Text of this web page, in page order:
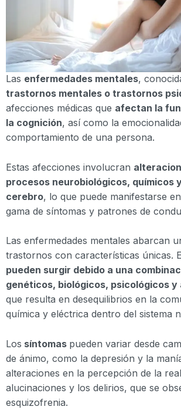
Las enfermedades mentales,
trastornos mentales o trastornos
afecciones médicas que afectan la
la cognición, así como la
comportamiento de una persona.
Estas afecciones involucran
procesos neurobiológicos, químicos
cerebro, lo que puede manifestarse
gama de síntomas y patrones de
Las enfermedades mentales abarcan
trastornos con características únicas.
pueden surgir debido a una
genéticos, biológicos, psicológicos y
que resulta en desequilibrios en la
química y eléctrica dentro del sistema
Los síntomas pueden variar desde
de ánimo, como la depresión y la
alteraciones en la percepción de la
alucinaciones y los delirios, que se
esquizofrenia.